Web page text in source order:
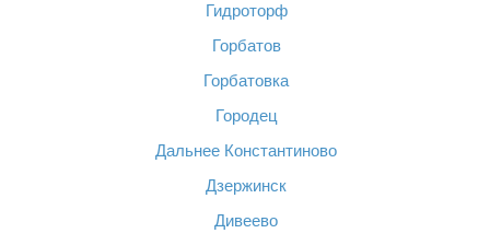
Гидроторф
Горбатов
Горбатовка
Городец
Дальнее Константиново
Дзержинск
Дивеево